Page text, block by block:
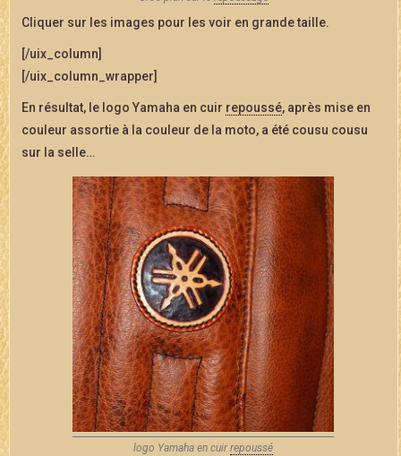
Cliquer sur les images pour les voir en grande taille.
[/uix_column]
[/uix_column_wrapper]
En résultat, le logo Yamaha en cuir repoussé, après mise en
couleur assortie à la couleur de la moto, a été cousu cousu
sur la selle…
logo Yamaha en cuirrepoussé